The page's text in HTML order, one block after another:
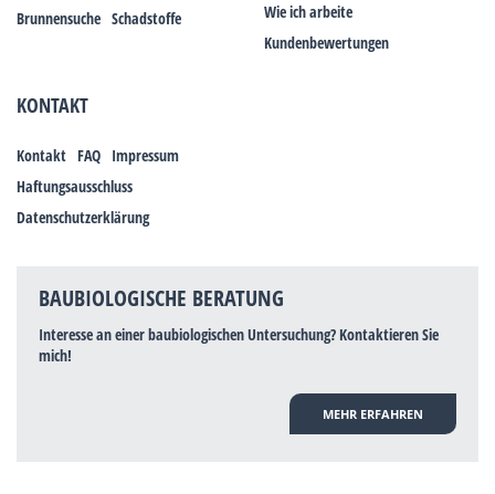
Brunnensuche Schadstoffe
Wie ich arbeite
Kundenbewertungen
KONTAKT
Kontakt FAQ Impressum
Haftungsausschluss
Datenschutzerklärung
BAUBIOLOGISCHE BERATUNG
Interesse an einer baubiologischen Untersuchung? Kontaktieren Sie
mich!
MEHR ERFAHREN